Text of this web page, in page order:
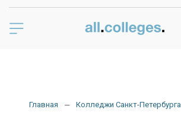
Главная Колледжи Санкт-Петербурга